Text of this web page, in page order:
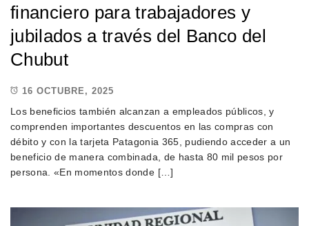
financiero para trabajadores y
jubilados a través del Banco del
Chubut
16 OCTUBRE, 2025
Los beneficios también alcanzan a empleados públicos, y
comprenden importantes descuentos en las compras con
débito y con la tarjeta Patagonia 365, pudiendo acceder a un
beneficio de manera combinada, de hasta 80 mil pesos por
persona. «En momentos donde […]